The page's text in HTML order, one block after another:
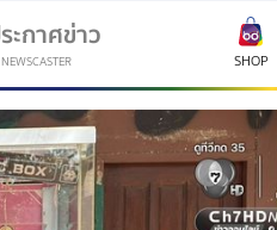
ะกาศข่าว
NEWSCASTER SHOP